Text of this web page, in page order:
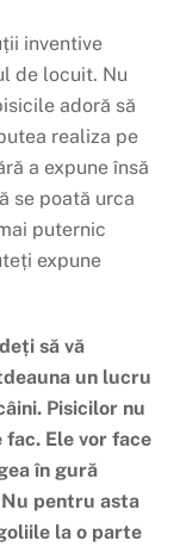
inventive
de locuit. Nu
adoră să
realiza pe
a expune însă
se poată urca
puternic
expune
să vă
un lucru
Pisicilor nu
fac. Ele vor face
în gură
pentru asta
la o parte